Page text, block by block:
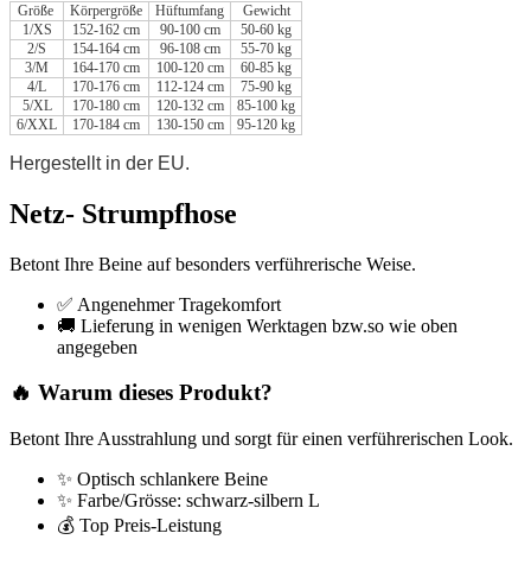
Größe Körpergröße Hüftumfang
Gewicht
1/XS
152-162 cm 90-100 cm
50-60 kg
2/S
154-164 cm 96-108 cm
55-70 kg
3/M
164-170 cm 100-120 cm
60-85 kg
4/L
170-176 cm 112-124 cm
75-90 kg
5/XL
170-180 cm 120-132 cm
85-100 kg
6/XXL
170-184 cm 130-150 cm 95-120 kg
Hergestellt in der EU.
Netz- Strumpfhose
Betont Ihre Beine auf besonders verführerische Weise.
✅ Angenehmer Tragekomfort
🚚 Lieferung in wenigen Werktagen bzw.so wie oben
angegeben
🔥 Warum dieses Produkt?
Betont Ihre Ausstrahlung und sorgt für einen verführerischen Look.
✨ Optisch schlankere Beine
✨ Farbe/Grösse: schwarz-silbern L
💰 Top Preis-Leistung